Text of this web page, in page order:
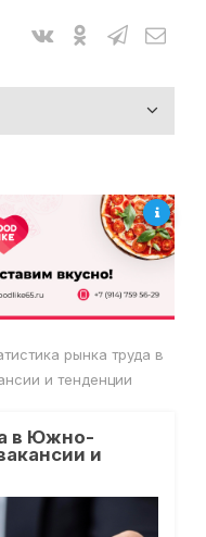
рынка труда в
и тенденции
в Южно-
и